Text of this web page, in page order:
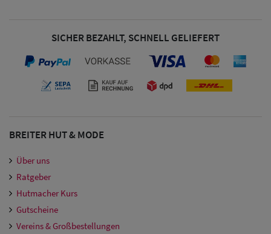
SICHER BEZAHLT, SCHNELL GELIEFERT
BREITER HUT & MODE
Über uns
Ratgeber
Hutmacher Kurs
Gutscheine
Vereins & Großbestellungen